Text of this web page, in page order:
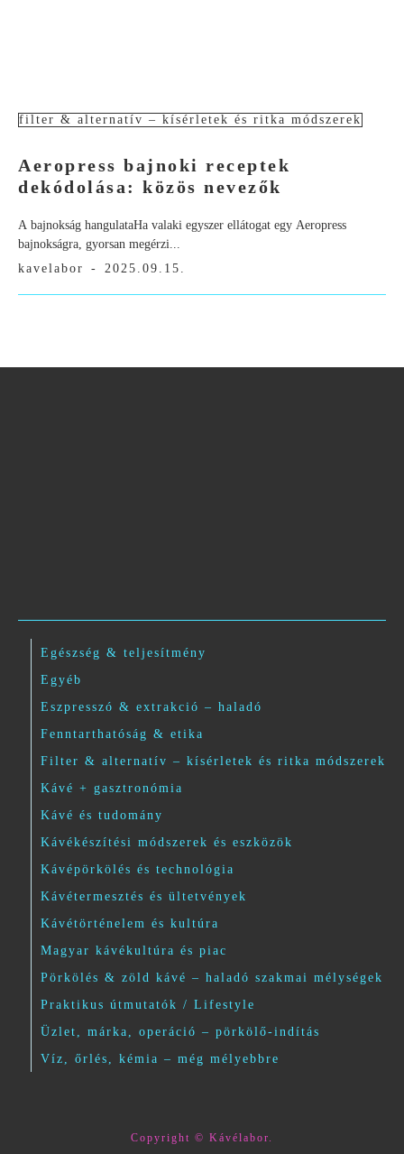
filter & alternatív – kísérletek és ritka módszerek
Aeropress bajnoki receptek
dekódolása: közös nevezők
A bajnokság hangulataHa valaki egyszer ellátogat egy Aeropress
bajnokságra, gyorsan megérzi...
kavelabor
- 2025.09.15.
Egészség & teljesítmény
Egyéb
Eszpresszó & extrakció – haladó
Fenntarthatóság & etika
Filter & alternatív – kísérletek és ritka módszerek
Kávé + gasztronómia
Kávé és tudomány
Kávékészítési módszerek és eszközök
Kávépörkölés és technológia
Kávétermesztés és ültetvények
Kávétörténelem és kultúra
Magyar kávékultúra és piac
Pörkölés & zöld kávé – haladó szakmai mélységek
Praktikus útmutatók / Lifestyle
Üzlet, márka, operáció – pörkölő-indítás
Víz, őrlés, kémia – még mélyebbre
Copyright © Kávélabor.